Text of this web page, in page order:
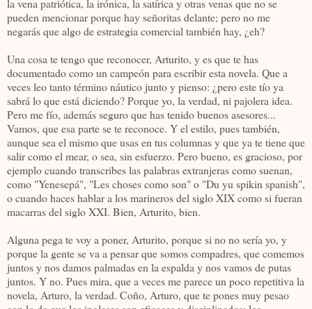
la vena patriótica, la irónica, la satírica y otras venas que no se
pueden mencionar porque hay señoritas delante; pero no me
negarás que algo de estrategia comercial también hay, ¿eh?
Una cosa te tengo que reconocer, Arturito, y es que te has
documentado como un campeón para escribir esta novela. Que a
veces leo tanto término náutico junto y pienso: ¿pero este tío ya
sabrá lo que está diciendo? Porque yo, la verdad, ni pajolera idea.
Pero me fío, además seguro que has tenido buenos asesores...
Vamos, que esa parte se te reconoce. Y el estilo, pues también,
aunque sea el mismo que usas en tus columnas y que ya te tiene que
salir como el mear, o sea, sin esfuerzo. Pero bueno, es gracioso, por
ejemplo cuando transcribes las palabras extranjeras como suenan,
como "Yenesepá", "Les choses como son" o "Du yu spikin spanish",
o cuando haces hablar a los marineros del siglo XIX como si fueran
macarras del siglo XXI. Bien, Arturito, bien.
Alguna pega te voy a poner, Arturito, porque si no no sería yo, y
porque la gente se va a pensar que somos compadres, que comemos
juntos y nos damos palmadas en la espalda y nos vamos de putas
juntos. Y no. Pues mira, que a veces me parece un poco repetitiva la
novela, Arturo, la verdad. Coño, Arturo, que te pones muy pesao